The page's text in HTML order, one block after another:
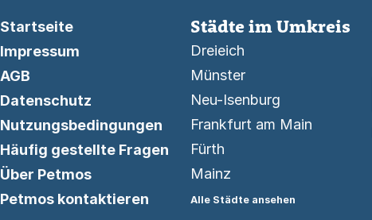
Startseite
Impressum
AGB
Datenschutz
Nutzungsbedingungen
Häufig gestellte Fragen
Über Petmos
Petmos kontaktieren
Städte im Umkreis
Dreieich
Münster
Neu-Isenburg
Frankfurt am Main
Fürth
Mainz
Alle Städte ansehen